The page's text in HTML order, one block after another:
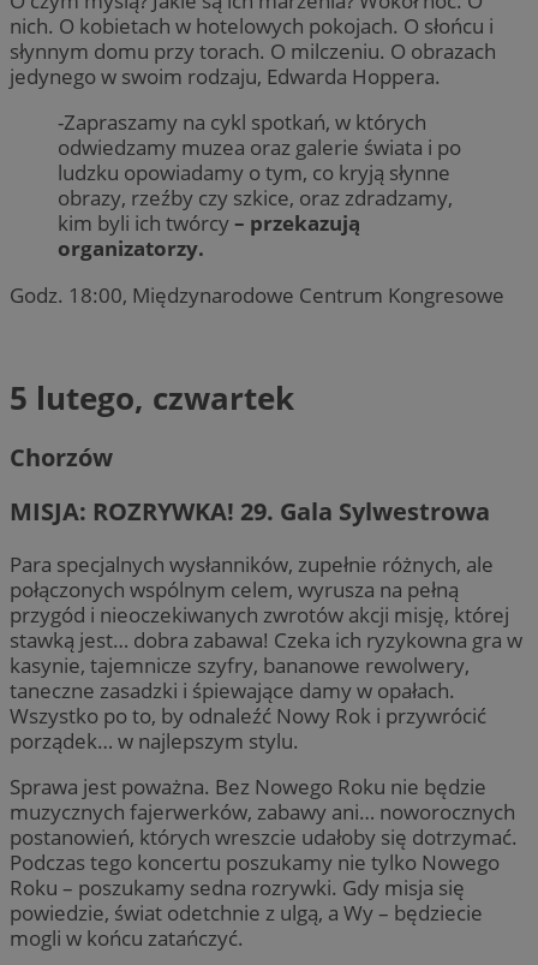
nich. O kobietach w hotelowych pokojach. O słońcu i
słynnym domu przy torach. O milczeniu. O obrazach
jedynego w swoim rodzaju, Edwarda Hoppera.
-Zapraszamy na cykl spotkań, w których
odwiedzamy muzea oraz galerie świata i po
ludzku opowiadamy o tym, co kryją słynne
obrazy, rzeźby czy szkice, oraz zdradzamy,
kim byli ich twórcy– przekazują
organizatorzy.
Godz. 18:00, Międzynarodowe Centrum Kongresowe
5 lutego, czwartek
Chorzów
MISJA: ROZRYWKA! 29. Gala Sylwestrowa
Para specjalnych wysłanników, zupełnie różnych, ale
połączonych wspólnym celem, wyrusza na pełną
przygód i nieoczekiwanych zwrotów akcji misję, której
stawką jest… dobra zabawa! Czeka ich ryzykowna gra w
kasynie, tajemnicze szyfry, bananowe rewolwery,
taneczne zasadzki i śpiewające damy w opałach.
Wszystko po to, by odnaleźć Nowy Rok i przywrócić
porządek… w najlepszym stylu.
Sprawa jest poważna. Bez Nowego Roku nie będzie
muzycznych fajerwerków, zabawy ani… noworocznych
postanowień, których wreszcie udałoby się dotrzymać.
Podczas tego koncertu poszukamy nie tylko Nowego
Roku – poszukamy sedna rozrywki. Gdy misja się
powiedzie, świat odetchnie z ulgą, a Wy – będziecie
mogli w końcu zatańczyć.